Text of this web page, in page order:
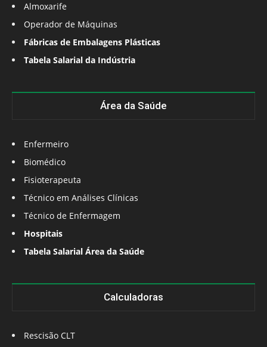
Almoxarife
Operador de Máquinas
Fábricas de Embalagens Plásticas
Tabela Salarial da Indústria
Área da Saúde
Enfermeiro
Biomédico
Fisioterapeuta
Técnico em Análises Clínicas
Técnico de Enfermagem
Hospitais
Tabela Salarial Área da Saúde
Calculadoras
Rescisão CLT